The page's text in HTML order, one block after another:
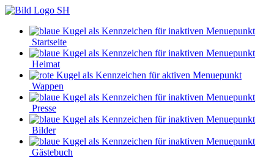
Startseite
Heimat
Wappen
Presse
Bilder
Gästebuch